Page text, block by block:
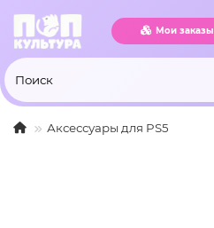
Мои заказы
Аксессуары для PS5